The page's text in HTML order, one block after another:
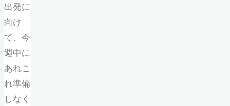
出発に
向け
て、今
週中に
あれこ
れ準備
しなく